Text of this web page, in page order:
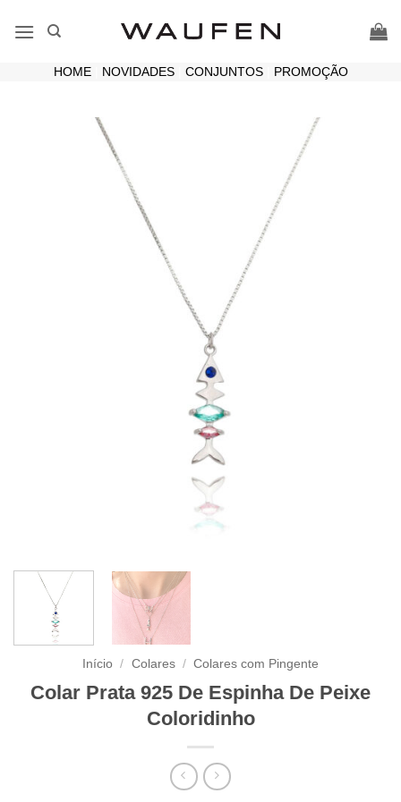
HOME| NOVIDADES| CONJUNTOS| PROMOÇÃO
Início / Colares / Colares com Pingente
Colar Prata 925 De Espinha De Peixe
Coloridinho